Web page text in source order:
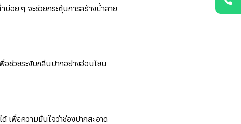
บ่อย ๆ จะช่วยกระตุ้นการสร้างน้ำลาย
ช่วยระงับกลิ่นปากอย่างอ่อนโยน
เพื่อความมั่นใจว่าช่องปากสะอาด